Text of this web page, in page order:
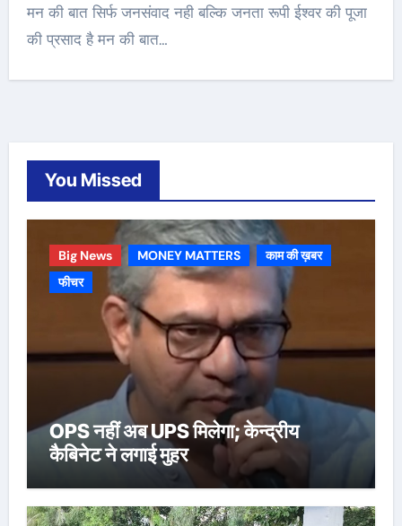
मन की बात सिर्फ जनसंवाद नही बल्कि जनता रूपी ईश्वर की पूजा
की प्रसाद है मन की बात…
You Missed
Big News MONEY MATTERS
काम की ख़बर
फीचर
OPS नहीं अब UPS मिलेगा; केन्द्रीय
कैबिनेट ने लगाई मुहर